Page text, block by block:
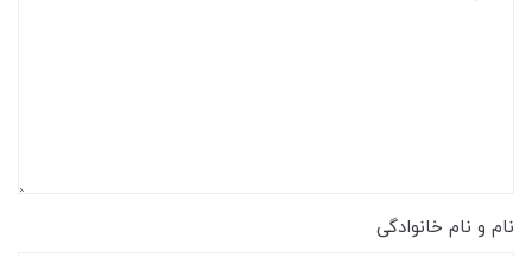
نام و نام خانوادگی